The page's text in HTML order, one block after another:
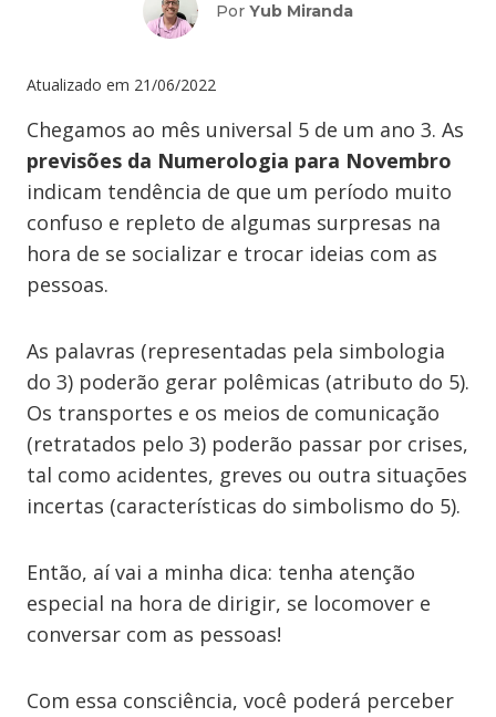
Por Yub Miranda
Atualizado em 21/06/2022
Chegamos ao mês universal 5 de um ano 3. As
previsões da Numerologia para Novembro
indicam tendência de que um período muito
confuso e repleto de algumas surpresas na
hora de se socializar e trocar ideias com as
pessoas.
As palavras (representadas pela simbologia
do 3) poderão gerar polêmicas (atributo do 5).
Os transportes e os meios de comunicação
(retratados pelo 3) poderão passar por crises,
tal como acidentes, greves ou outra situações
incertas (características do simbolismo do 5).
Então, aí vai a minha dica: tenha atenção
especial na hora de dirigir, se locomover e
conversar com as pessoas!
Com essa consciência, você poderá perceber